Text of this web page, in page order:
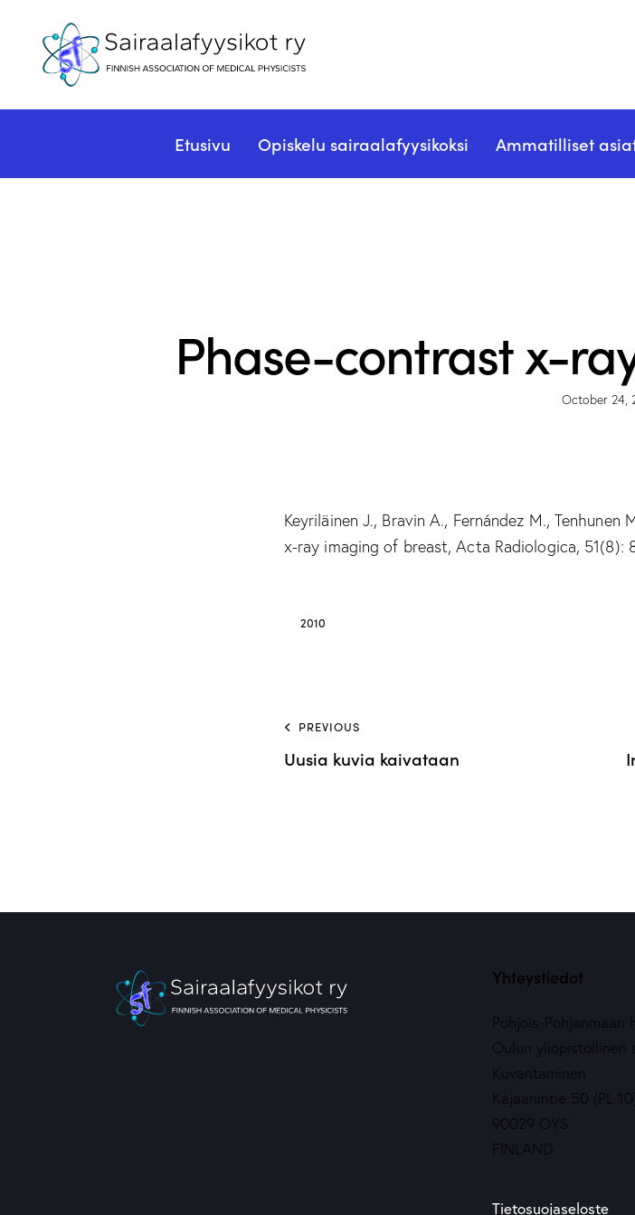
Etusivu Opiskelu sairaalafyysikoksi Ammatilliset
Phase-contrast x-
October 24,
Keyriläinen J., Bravin A., Fernández M., Tenhunen
x-ray imaging of breast, Acta Radiologica, 51(8):
2010
PREVIOUS
Uusia kuvia kaivataan
Yhteystiedot
Pohjois-Pohjanmaan
Oulun yliopistollinen
Kuvantaminen
Kajaanintie 50 (PL
90029 OYS
FINLAND
Tietosuojaseloste